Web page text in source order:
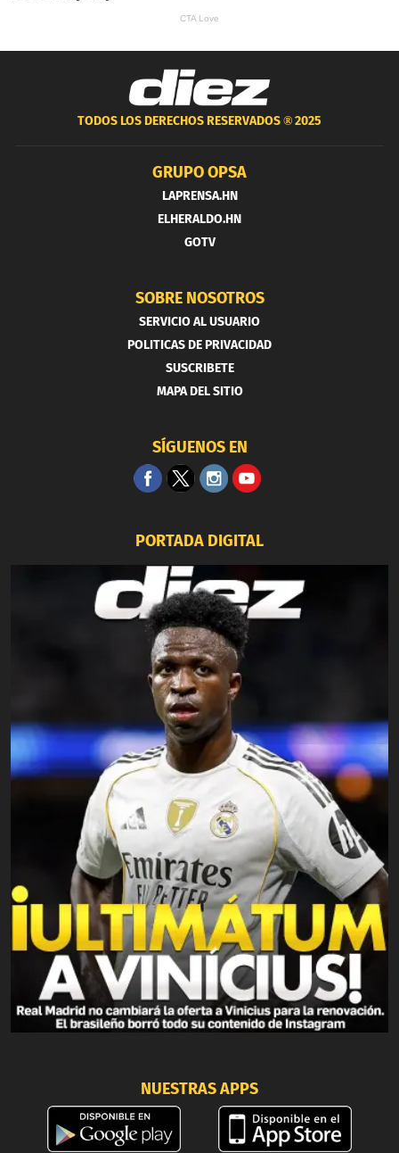
TODOS LOS DERECHOS RESERVADOS ®2025
GRUPO OPSA
LAPRENSA.HN
ELHERALDO.HN
GOTV
SOBRE NOSOTROS
SERVICIO AL USUARIO
POLITICAS DE PRIVACIDAD
SUSCRIBETE
MAPA DEL SITIO
SÍGUENOS EN
PORTADA DIGITAL
NUESTRAS APPS